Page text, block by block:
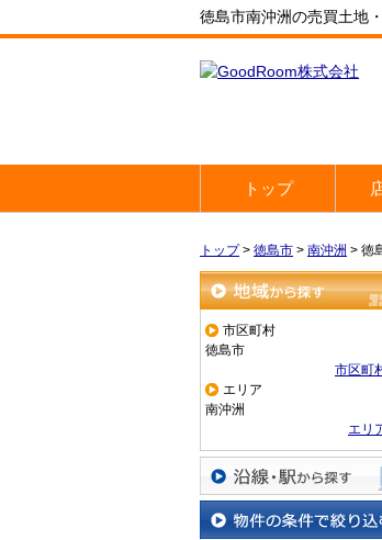
徳島市南沖洲の売買土地
トップ
トップ> 徳島市 > 南沖洲 > 徳
地域から探す
市区町村
徳島市
市区町
エリア
南沖洲
エリ
沿線・駅から探す